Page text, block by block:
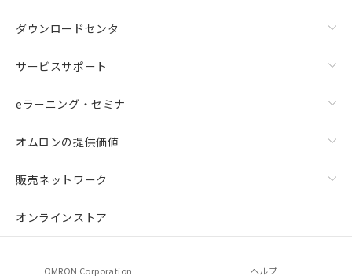
ダウンロードセンタ
サービスサポート
eラーニング・セミナ
オムロンの提供価値
販売ネットワーク
オンラインストア
OMRON Corporation ヘルプ